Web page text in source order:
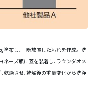
塗布し､一晩放置した汚れを作成。洗
ネーズ瓶に蓋を装着し､ラウンダオメ
乾燥させ､乾燥後の重量変化から洗浄